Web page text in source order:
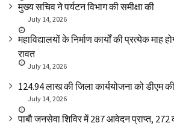
मुख्य सचिव ने पर्यटन विभाग की समीक्षा की
July 14, 2026
महाविद्यालयों के निर्माण कार्यों की प्रत्येक माह
रावत
July 14, 2026
₹124.94 लाख की जिला कार्ययोजना को डीएम
July 14, 2026
पाबौ जनसेवा शिविर में 287 आवेदन प्राप्त,